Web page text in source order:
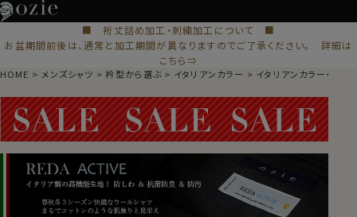
■ 裄丈詰め加工・刺繍加工について ■
お盆期間前後は、通常と加工期間が異なりますのでご了承ください。 詳細は
こちら⇒
HOME メンズシャツ 衿型から選ぶ イタリアンカラー イタリアンカラー・ボタ